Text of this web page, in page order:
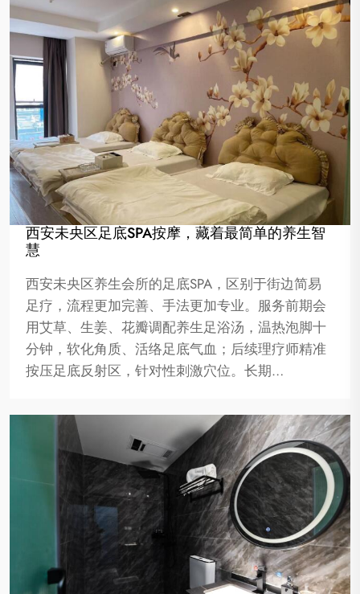
西安未央区足底SPA按摩，藏着最简单的养生智
慧
西安未央区养生会所的足底SPA，区别于街边简易
足疗，流程更加完善、手法更加专业。服务前期会
用艾草、生姜、花瓣调配养生足浴汤，温热泡脚十
分钟，软化角质、活络足底气血；后续理疗师精准
按压足底反射区，针对性刺激穴位。长期…